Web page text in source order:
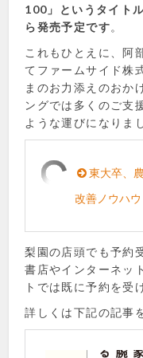
100」というタイト
ら発売予定です。
これもひとえに、阿
てファームサイド株
まのお力添えのおか
ングでは多くのご支
ような運びになりま
東大卒、
改善ノウハウ
梨園の店頭でも予約
書店やインターネッ
トでは既に予約を受
詳しくは下記の記事